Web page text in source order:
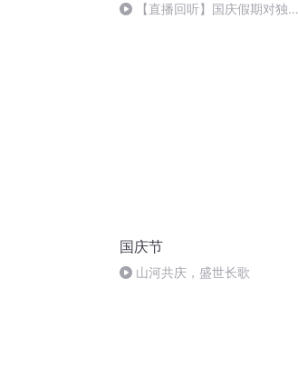
【直播回听】国庆假期对独立
国庆节
山河共庆，盛世长歌